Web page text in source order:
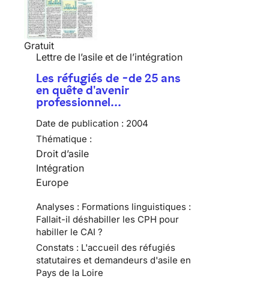
Gratuit
Lettre de l’asile et de l’intégration
Les réfugiés de -de 25 ans
en quête d'avenir
professionnel…
Date de publication : 2004
Thématique :
Droit d’asile
Intégration
Europe
Analyses : Formations linguistiques :
Fallait-il déshabiller les CPH pour
habiller le CAI ?
Constats : L'accueil des réfugiés
statutaires et demandeurs d'asile en
Pays de la Loire